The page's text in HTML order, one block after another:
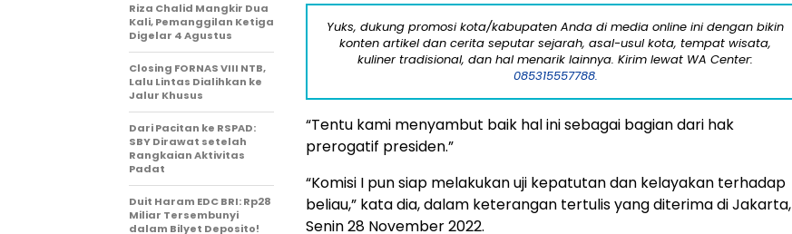
Yuks, dukung promosi kota/kabupaten Anda di media online ini dengan bikin
konten artikel dan cerita seputar sejarah, asal-usul kota, tempat wisata,
kuliner tradisional, dan hal menarik lainnya. Kirim lewat WA Center:
085315557788.
“Tentu kami menyambut baik hal ini sebagai bagian dari hak
prerogatif presiden.”
“Komisi I pun siap melakukan uji kepatutan dan kelayakan terhadap
beliau,” kata dia, dalam keterangan tertulis yang diterima di Jakarta,
Senin 28 November 2022.
Riza Chalid Mangkir Dua
Kali, Pemanggilan Ketiga
Digelar 4 Agustus
Closing FORNAS VIII NTB,
Lalu Lintas Dialihkan ke
Jalur Khusus
Dari Pacitan ke RSPAD:
SBY Dirawat setelah
Rangkaian Aktivitas
Padat
Duit Haram EDC BRI: Rp28
Miliar Tersembunyi
dalam Bilyet Deposito!